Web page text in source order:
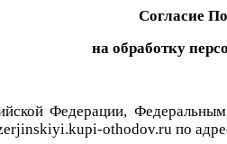
Согласие
на обработку
Федерации,
othodov.ru по